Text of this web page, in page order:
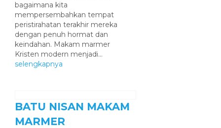
bagaimana kita
mempersembahkan tempat
peristirahatan terakhir mereka
dengan penuh hormat dan
keindahan. Makam marmer
Kristen modern menjadi...
selengkapnya
BATU NISAN MAKAM
MARMER